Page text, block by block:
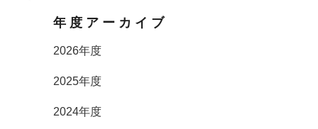
年度アーカイブ
2026年度
2025年度
2024年度